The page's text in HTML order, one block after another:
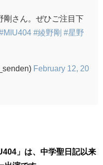
剛さん。ぜひご注目下
#綾野剛 #星野
February 12, 20
」は、中学聖日記以来